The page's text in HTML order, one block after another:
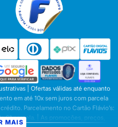
| Ofertas válidas até enquanto
em até 10x sem juros com parcela
Parcelamento no Cartão Flávio’s:
6ª parcela. | As promoções, preços,
MAIS